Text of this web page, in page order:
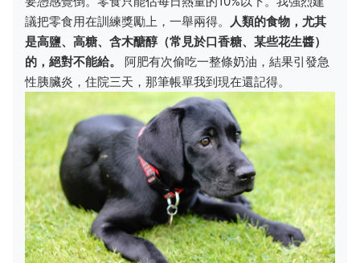
議把零食用在訓練獎勵上，一舉兩得。
人類的食物，尤其
是高鹽、高糖、含木醣醇（常見於口香糖、某些花生醬）
的，絕對不能給。
阿肥有次偷吃一整條奶油，結果引發急
性胰臟炎，住院三天，那筆帳單我到現在還記得。